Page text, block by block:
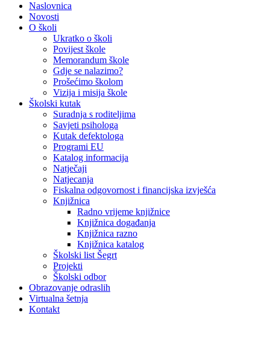
Naslovnica
Novosti
O školi
Ukratko o školi
Povijest škole
Memorandum škole
Gdje se nalazimo?
Prošećimo školom
Vizija i misija škole
Školski kutak
Suradnja s roditeljima
Savjeti psihologa
Kutak defektologa
Programi EU
Katalog informacija
Natječaji
Natjecanja
Fiskalna odgovornost i financijska izvješća
Knjižnica
Radno vrijeme knjižnice
Knjižnica događanja
Knjižnica razno
Knjižnica katalog
Školski list Šegrt
Projekti
Školski odbor
Obrazovanje odraslih
Virtualna šetnja
Kontakt